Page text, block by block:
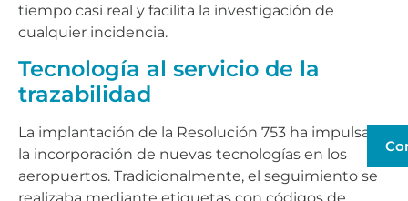
tiempo casi real y facilita la investigación de
cualquier incidencia.
Tecnología al servicio de la
trazabilidad
La implantación de la Resolución 753 ha impulsado
la incorporación de nuevas tecnologías en los
aeropuertos. Tradicionalmente, el seguimiento se